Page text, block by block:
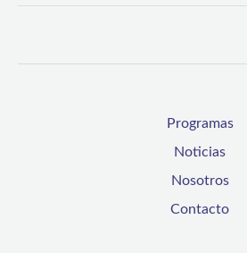
Programas
Noticias
Nosotros
Contacto